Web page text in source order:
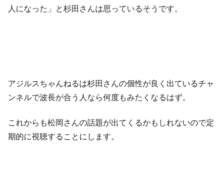
人になった」と杉田さんは思っているそうです。
アジルスちゃんねるは杉田さんの個性が良く出ているチャ
ンネルで波長が合う人なら何度もみたくなるはず。
これからも松岡さんの話題が出てくるかもしれないので定
期的に視聴することにします。